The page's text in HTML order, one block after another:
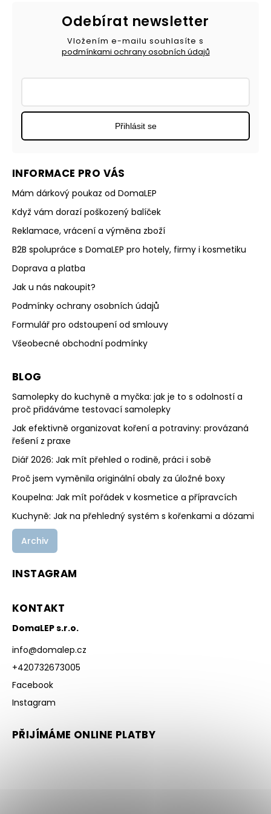
INFORMACE PRO VÁS
Mám dárkový poukaz od DomaLEP
Když vám dorazí poškozený balíček
Reklamace, vrácení a výměna zboží
B2B spolupráce s DomaLEP pro hotely, firmy i kosmetiku
Doprava a platba
Jak u nás nakoupit?
Podmínky ochrany osobních údajů
Formulář pro odstoupení od smlouvy
Všeobecné obchodní podmínky
BLOG
Samolepky do kuchyně a myčka: jak je to s odolností a
proč přidáváme testovací samolepky
Jak efektivně organizovat koření a potraviny: provázaná
řešení z praxe
Diář 2026: Jak mít přehled o rodině, práci i sobě
Proč jsem vyměnila originální obaly za úložné boxy
Koupelna: Jak mít pořádek v kosmetice a přípravcích
Kuchyně: Jak na přehledný systém s kořenkami a dózami
Archiv
Odebírat newsletter
Vložením e-mailu souhlasíte s
podmínkami ochrany osobních údajů
Přihlásit se
INSTAGRAM
KONTAKT
DomaLEP s.r.o.
info@domalep.cz
+420732673005
Facebook
Instagram
PŘIJÍMÁME ONLINE PLATBY